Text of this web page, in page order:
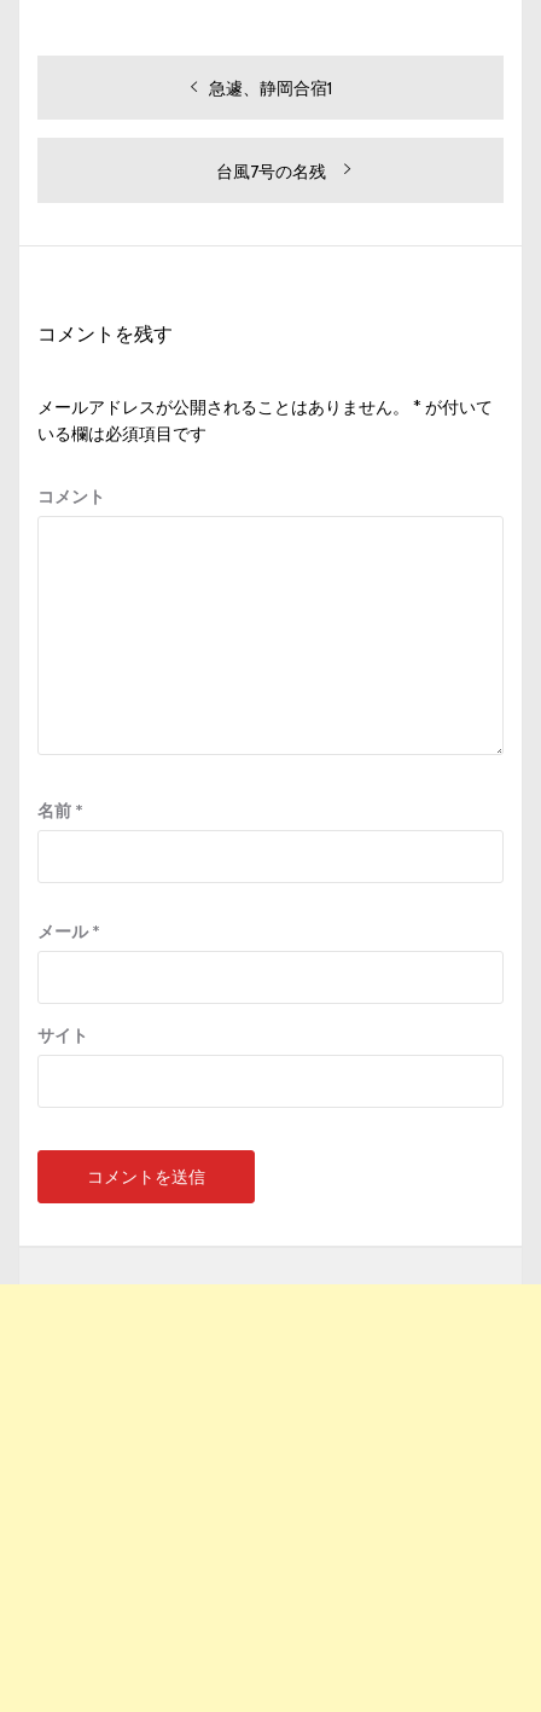
ョ
過
投
急遽、静岡合宿1
次
稿:
台風7号の名残
コメントを残す
メールアドレスが公開されることはありません。 * が付いて
いる欄は必須項目です
コメント
名前 *
メール*
サイト